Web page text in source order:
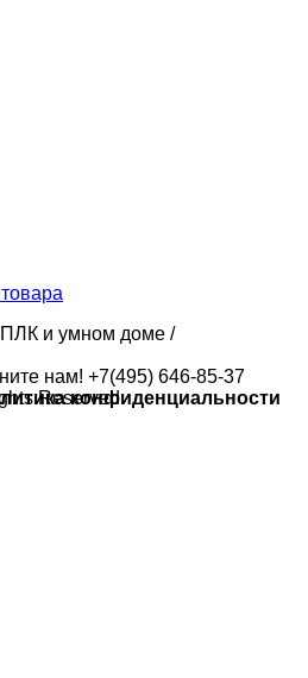
нам! +7(495) 646-85-37
Reserved
конфиденциальности